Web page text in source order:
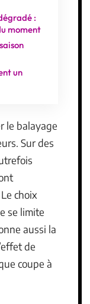
:
moment
un
le balayage
Sur des
choix
se limite
aussi la
de
coupe à